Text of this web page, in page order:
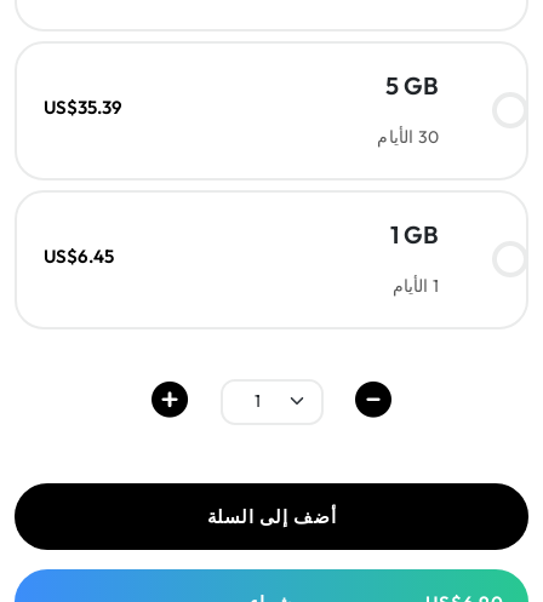
5 GB
30 الأيام
US$35.39
1 GB
1 الأيام
US$6.45
أضف إلى السلة